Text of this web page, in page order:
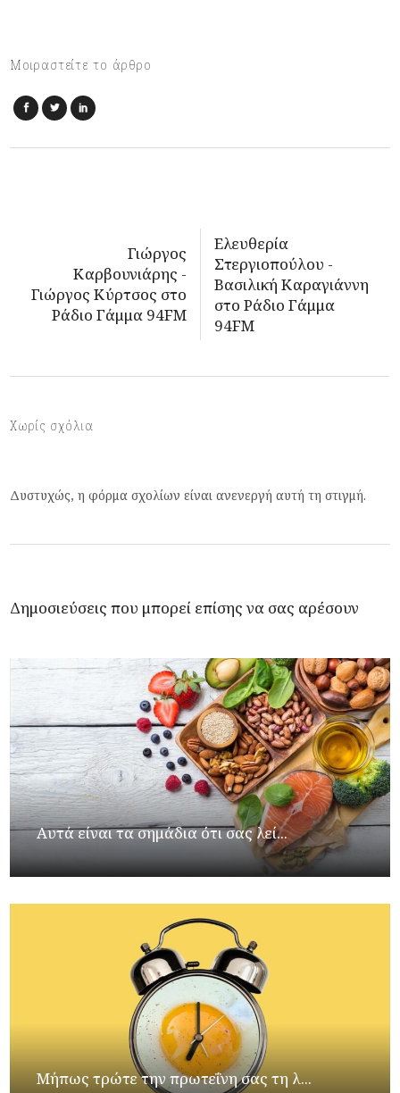
Μοιραστείτε το άρθρο
Γιώργος
Καρβουνιάρης -
Γιώργος Κύρτσος στο
Ράδιο Γάμμα 94FM
Ελευθερία
Στεργιοπούλου -
Βασιλική Καραγιάννη
στο Ράδιο Γάμμα
94FM
Χωρίς σχόλια
Δυστυχώς, η φόρμα σχολίων είναι ανενεργή αυτή τη στιγμή.
Δημοσιεύσεις που μπορεί επίσης να σας αρέσουν
Αυτά είναι τα σημάδια ότι σας λεί...
Μήπως τρώτε την πρωτεΐνη σας τη λ...